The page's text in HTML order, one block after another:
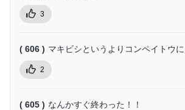
3
( 606 ) マキビシというよりコンペイトウ
2
( 605 ) なんかすぐ終わった！！